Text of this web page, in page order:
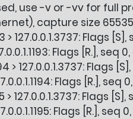
use -v or -vv for full
capture size
> 127.0.0.1.3737: Flags
Flags [R.],
> 127.0.0.1.3737: Flags
Flags [R.],
> 127.0.0.1.3737: Flags
Flags [R.],